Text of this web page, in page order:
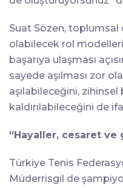
Suat Sözen, toplumsal
olabilecek rol
başarıya ulaşması
sayede aşılması zor
aşılabileceğini, zihinsel
kaldırılabileceğini de
“Hayaller, cesaret
Türkiye Tenis
Müderrisgil de